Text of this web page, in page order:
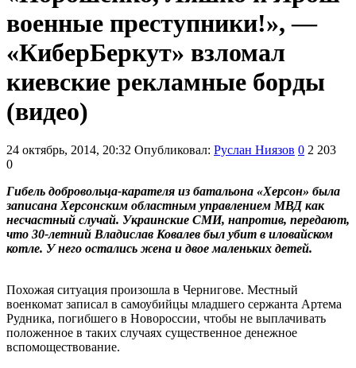
военные преступники!», —
«КиберБеркут» взломал
киевские рекламные борды
(видео)
24 октябрь, 2014, 20:32 Опубликовал: Руслан Ниязов 0 2 203
0
Гибель добровольца-карателя из батальона «Херсон» была
записана Херсонским областным управлением МВД как
несчастный случай. Украинские СМИ, напротив, передают,
что 30-летний Владислав Ковалев был убит в иловайском
котле. У него остались жена и двое маленьких детей.
Похожая ситуация произошла в Чернигове. Местный
военкомат записал в самоубийцы младшего сержанта Артема
Рудника, погибшего в Новороссии, чтобы не выплачивать
положенное в таких случаях существенное денежное
вспомоществование.